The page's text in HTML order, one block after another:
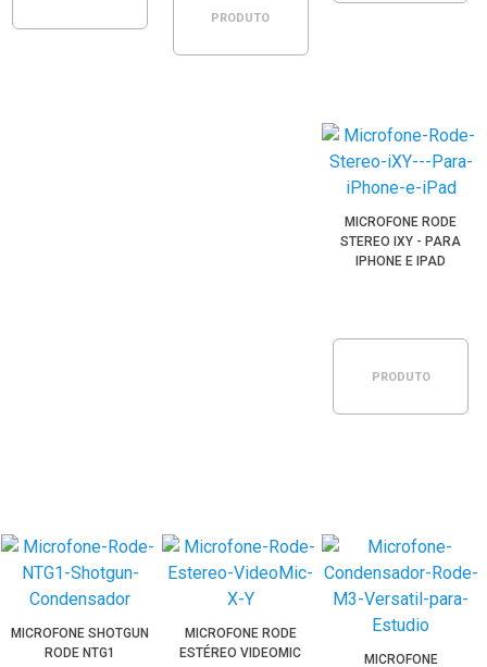
PRODUTO
MICROFONE RODE
STEREO IXY - PARA
IPHONE E IPAD
PRODUTO
MICROFONE SHOTGUN
RODE NTG1
MICROFONE RODE
ESTÉREO VIDEOMIC
MICROFONE